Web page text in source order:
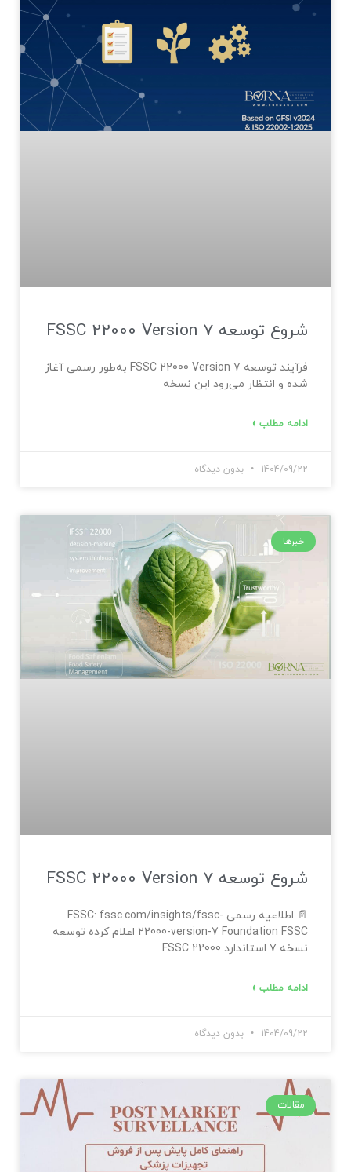
شروع توسعه FSSC 22000 Version 7
فرآیند توسعه FSSC 22000 Version 7 به‌طور رسمی آغاز
شده و انتظار می‌رود این نسخه
ادامه مطلب »
1404/09/22 بدون دیدگاه
خبرها
شروع توسعه FSSC 22000 Version 7
📄 اطلاعیه رسمی FSSC: fssc.com/insights/fssc-
22000-version-7 Foundation FSSC اعلام کرده توسعه
نسخه ۷ استاندارد FSSC 22000
ادامه مطلب »
1404/09/22 بدون دیدگاه
مقالات